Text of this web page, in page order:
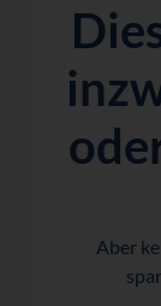
Aber